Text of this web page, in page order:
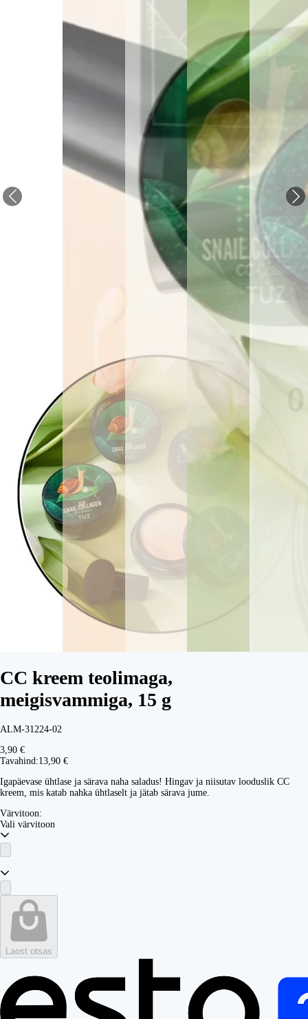
CC kreem teolimaga,
meigisvammiga, 15 g
ALM-31224-02
3,90 €
Tavahind:13,90 €
Igapäevase ühtlase ja särava naha saladus! Hingav ja niisutav looduslik CC
kreem, mis katab nahka ühtlaselt ja jätab särava jume.
Värvitoon:
Vali värvitoon
Laost otsas